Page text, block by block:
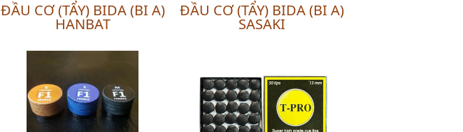
ĐẦU CƠ (TẨY) BIDA (BI A)
HANBAT
ĐẦU CƠ (TẨY) BIDA (BI A)
SASAKI